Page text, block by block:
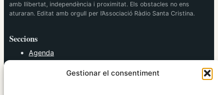
Gestionar el consentiment
amb llibertat, independència i proximitat. Els obstacles no ens
aturaran. Editat amb orgull per l’Associació Ràdio Santa Cristina.
Seccions
Agenda